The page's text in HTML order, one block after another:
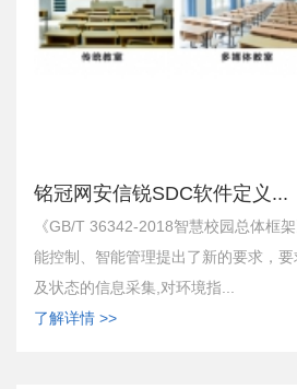
铭冠网安信锐SDC软件定义...
《GB/T 36342-2018智慧校园总体框
能控制、智能管理提出了新的要求，
及状态的信息采集,对环境指...
了解详情 >>